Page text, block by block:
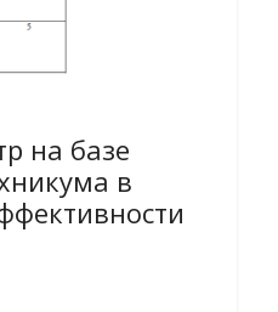
на базе
в